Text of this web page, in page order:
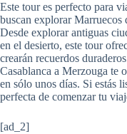
Este tour es perfecto para
buscan explorar Marruecos
Desde explorar antiguas
en el desierto, este tour
crearán recuerdos
Casablanca a Merzouga te
en sólo unos días. Si estás
perfecta de comenzar tu
[ad_2]